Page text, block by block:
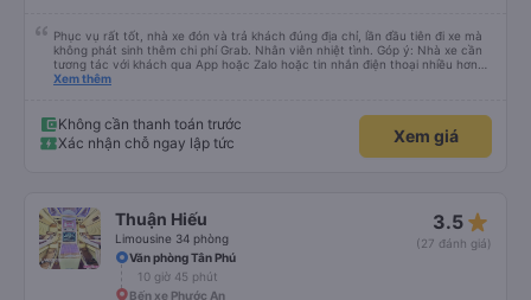
Phục vụ rất tốt, nhà xe đón và trả khách đúng địa chỉ, lần đầu tiên đi xe mà
không phát sinh thêm chi phí Grab. Nhân viên nhiệt tình. Góp ý: Nhà xe cần
tương tác với khách qua App hoặc Zalo hoặc tin nhắn điện thoại nhiều hơn
nữa để hành khách yên tâm đặc biệt là khách đặt vé qua App. Chân thành
Xem thêm
Không cần thanh toán trước
Xác nhận chỗ ngay lập tức
Xem giá
Thuận Hiếu
Limousine 34 phòng
3.5 star_rate
(27 đánh giá)
Văn phòng Tân Phú
10 giờ 45 phút
Bến xe Phước An